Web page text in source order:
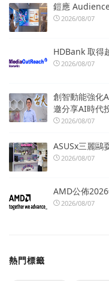
鎧應
2026/08/07
HDBank 取得
2026/08/07
創智動能強化
邀分享AI時代
2026/08/07
ASUSx三麗鷗
2026/08/07
AMD公佈
2026/08/07
熱門標籤